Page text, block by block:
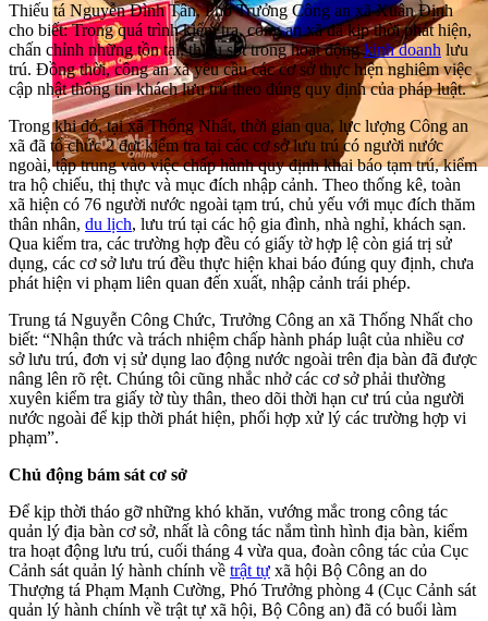
Thiếu tá Nguyễn Đình Tân, Phó Trưởng Công an xã Xuân Định
cho biết: Trong quá trình kiểm tra, công an xã đã kịp thời phát hiện,
chấn chỉnh những tồn tại, thiếu sót trong hoạt độngkinh doanh lưu
trú. Đồng thời, công an xã yêu cầu các cơ sở thực hiện nghiêm việc
cập nhật thông tin khách lưu trú theo đúng quy định của pháp luật.
Trong khi đó, tại xã Thống Nhất, thời gian qua, lực lượng Công an
xã đã tổ chức 2 đợt kiểm tra tại các cơ sở lưu trú có người nước
ngoài, tập trung vào việc chấp hành quy định khai báo tạm trú, kiểm
tra hộ chiếu, thị thực và mục đích nhập cảnh. Theo thống kê, toàn
xã hiện có 76 người nước ngoài tạm trú, chủ yếu với mục đích thăm
thân nhân, du lịch, lưu trú tại các hộ gia đình, nhà nghỉ, khách sạn.
Qua kiểm tra, các trường hợp đều có giấy tờ hợp lệ còn giá trị sử
dụng, các cơ sở lưu trú đều thực hiện khai báo đúng quy định, chưa
phát hiện vi phạm liên quan đến xuất, nhập cảnh trái phép.
Trung tá Nguyễn Công Chức, Trưởng Công an xã Thống Nhất cho
biết: “Nhận thức và trách nhiệm chấp hành pháp luật của nhiều cơ
sở lưu trú, đơn vị sử dụng lao động nước ngoài trên địa bàn đã được
nâng lên rõ rệt. Chúng tôi cũng nhắc nhở các cơ sở phải thường
xuyên kiểm tra giấy tờ tùy thân, theo dõi thời hạn cư trú của người
nước ngoài để kịp thời phát hiện, phối hợp xử lý các trường hợp vi
phạm”.
Chủ động bám sát cơ sở
Để kịp thời tháo gỡ những khó khăn, vướng mắc trong công tác
quản lý địa bàn cơ sở, nhất là công tác nắm tình hình địa bàn, kiểm
tra hoạt động lưu trú, cuối tháng 4 vừa qua, đoàn công tác của Cục
Cảnh sát quản lý hành chính về trật tự xã hội Bộ Công an do
Thượng tá Phạm Mạnh Cường, Phó Trưởng phòng 4 (Cục Cảnh sát
quản lý hành chính về trật tự xã hội, Bộ Công an) đã có buổi làm